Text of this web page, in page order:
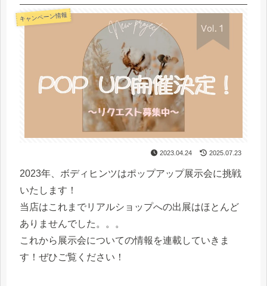
キャンペーン情報
2023.04.24 2025.07.23
2023年、ボディヒンツはポップアップ展示会に挑戦
いたします！
当店はこれまでリアルショップへの出展はほとんど
ありませんでした。。。
これから展示会についての情報を連載していきま
す！ぜひご覧ください！